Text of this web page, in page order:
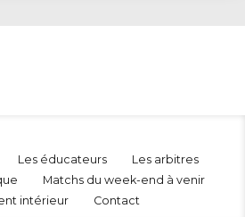
Les éducateurs
Les arbitres
Matchs du week-end à venir
intérieur
Contact